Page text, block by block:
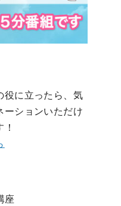
役に立ったら、気
ーションいただけ
座